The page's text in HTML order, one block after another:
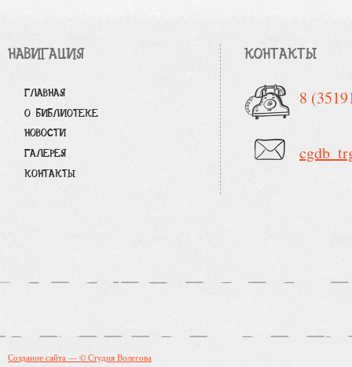
НАВИГАЦИЯ
ГЛАВНАЯ
О БИБЛИОТЕКЕ
НОВОСТИ
ГАЛЕРЕЯ
КОНТАКТЫ
КОНТАКТЫ
8
Создание сайта — © Студия Волегова